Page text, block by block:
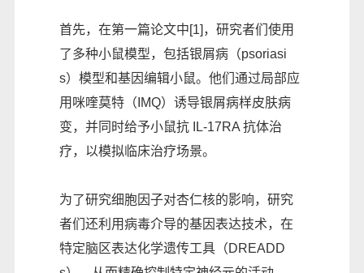
首先，在第一篇论文中[1]，研究者们使用
了多种小鼠模型，包括银屑病（psoriasi
s）模型和基因编辑小鼠。他们通过局部应
用咪喹莫特（IMQ）诱导银屑病样皮肤病
变，并同时给予小鼠抗 IL-17RA 抗体治
疗，以模拟临床治疗场景。
为了研究细胞因子对杏仁核的影响，研究
者们还利用病毒介导的基因表达技术，在
特定脑区表达化学遗传工具（DREADD